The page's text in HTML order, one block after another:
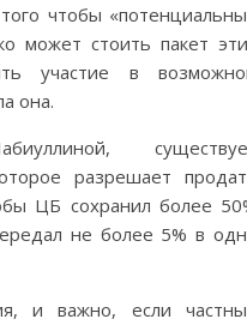
чтобы
может стоить пакет
участие в
она.
разрешает
ЦБ сохранил более
не более 5% в
и важно, если